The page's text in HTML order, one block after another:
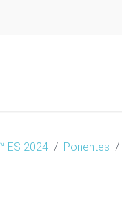
ES 2024 Ponentes